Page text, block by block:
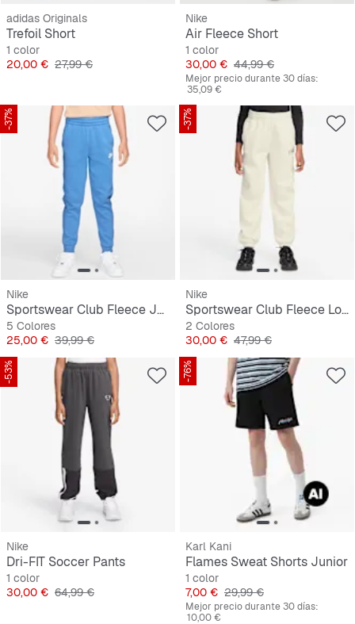
adidas Originals
Trefoil Short
1 color
Precio
20,00 € Precio original
27,99 €
Nike
Air Fleece Short
1 color
Precio
30,00 € Precio original
44,99 €
Mejor precio durante 30 días:
35,09 €
-37%
Nike
Sportswear Club Fleece Joggers
5 Colores
Precio
25,00 € Precio original
39,99 €
-37%
Nike
Sportswear Club Fleece Loose Graphic Pant
2 Colores
Precio
30,00 € Precio original
47,99 €
-53%
Nike
Dri-FIT Soccer Pants
1 color
Precio
30,00 € Precio original
64,99 €
-76%
Karl Kani
Flames Sweat Shorts Junior
1 color
Precio
7,00 € Precio original
29,99 €
Mejor precio durante 30 días:
10,00 €